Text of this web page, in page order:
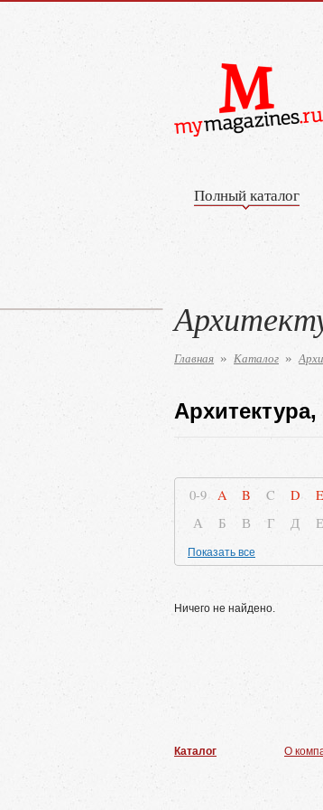
Полный каталог
Главная » Каталог »
0-9 A B C D E
А
Б В Г Д Е
Показать все
Ничего не найдено.
Каталог О